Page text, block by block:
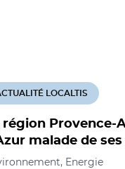
région Provence-
malade de
LOCALTIS
Energie